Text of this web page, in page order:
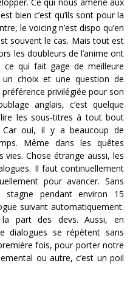
bien c’est qu’ils sont pour la
le voicing n’est dispo qu’en
souvent le cas. Mais tout est
les doubleurs de l’anime ont
ce qui fait gage de meilleure
un choix et une question de
privilégiée pour son
anglais, c’est quelque
les sous-titres à tout bout
oui, il y a beaucoup de
Même dans les quêtes
Chose étrange aussi, les
Il faut continuellement
pour avancer. Sans
stagne pendant environ 15
suivant automatiquement.
part des devs. Aussi, en
dialogues se répètent sans
fois, pour porter notre
ou autre, c’est un poil